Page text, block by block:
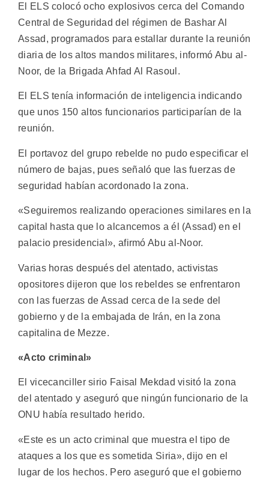
El ELS colocó ocho explosivos cerca del Comando
Central de Seguridad del régimen de Bashar Al
Assad, programados para estallar durante la reunión
diaria de los altos mandos militares, informó Abu al-
Noor, de la Brigada Ahfad Al Rasoul.
El ELS tenía información de inteligencia indicando
que unos 150 altos funcionarios participarían de la
reunión.
El portavoz del grupo rebelde no pudo especificar el
número de bajas, pues señaló que las fuerzas de
seguridad habían acordonado la zona.
«Seguiremos realizando operaciones similares en la
capital hasta que lo alcancemos a él (Assad) en el
palacio presidencial», afirmó Abu al-Noor.
Varias horas después del atentado, activistas
opositores dijeron que los rebeldes se enfrentaron
con las fuerzas de Assad cerca de la sede del
gobierno y de la embajada de Irán, en la zona
capitalina de Mezze.
«Acto criminal»
El vicecanciller sirio Faisal Mekdad visitó la zona
del atentado y aseguró que ningún funcionario de la
ONU había resultado herido.
«Este es un acto criminal que muestra el tipo de
ataques a los que es sometida Siria», dijo en el
lugar de los hechos. Pero aseguró que el gobierno